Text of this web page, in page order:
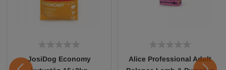
JosiDog Economy
Alice Professional Adult